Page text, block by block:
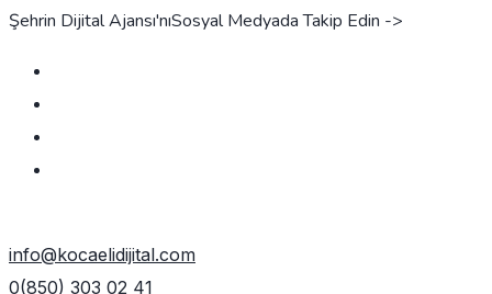
Şehrin Dijital Ajansı'nıSosyal Medyada Takip Edin ->
info@kocaelidijital.com
0(850) 303 02 41